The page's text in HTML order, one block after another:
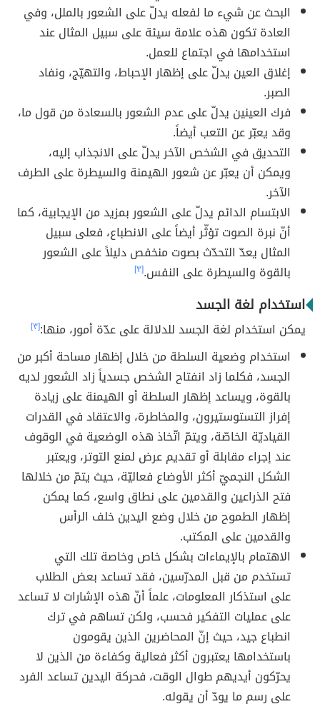
البحث عن شيء ما لفعله يدلّ على الشعور بالملل، وفي
العادة تكون هذه علامة سيئة على سبيل المثال عند
استخدامها في اجتماع للعمل.
إغلاق العين يدلّ على إظهار الإحباط، والتهيّج، ونفاد
الصبر.
فرك العينين يدلّ على عدم الشعور بالسعادة من قول ما،
وقد يعبّر عن التعب أيضاً.
التحديق في الشخص الآخر يدلّ على الانجذاب إليه،
ويمكن أن يعبّر عن شعور الهيمنة والسيطرة على الطرف
الآخر.
الابتسام الدائم يدلّ على الشعور بمزيد من الإيجابية، كما
أنّ نبرة الصوت تؤثّر أيضاً على الانطباع، فعلى سبيل
المثال يعدّ التحدّث بصوت منخفص دليلاً على الشعور
بالقوة والسيطرة على النفس.[٣]
استخدام لغة الجسد
يمكن استخدام لغة الجسد للدلالة على عدّة أمور، منها:[٣]
استخدام وضعية السلطة من خلال إظهار مساحة أكبر من
الجسد، فكلما زاد انفتاح الشخص جسدياً زاد الشعور لديه
بالقوة، ويساعد إظهار السلطة أو الهيمنة على زيادة
إفراز التستوستيرون، والمخاطرة، والاعتقاد في القدرات
القياديّة الخاصّة، ويتمّ اتّخاذ هذه الوضعية في الوقوف
عند إجراء مقابلة أو تقديم عرض لمنع التوتر، ويعتبر
الشكل النجميّ أكثر الأوضاع فعاليّة، حيث يتمّ من خلالها
فتح الذراعين والقدمين على نطاق واسع، كما يمكن
إظهار الطموح من خلال وضع اليدين خلف الرأس
والقدمين على المكتب.
الاهتمام بالإيماءات بشكل خاص وخاصة تلك التي
تستخدم من قبل المدرّسين، فقد تساعد بعض الطلاب
على استذكار المعلومات، علماً أنّ هذه الإشارات لا تساعد
على عمليات التفكير فحسب، ولكن تساهم في ترك
انطباع جيد، حيث إنّ المحاضرين الذين يقومون
باستخدامها يعتبرون أكثر فعالية وكفاءة من الذين لا
يحرّكون أيديهم طوال الوقت، فحركة اليدين تساعد الفرد
على رسم ما يودّ أن يقوله.